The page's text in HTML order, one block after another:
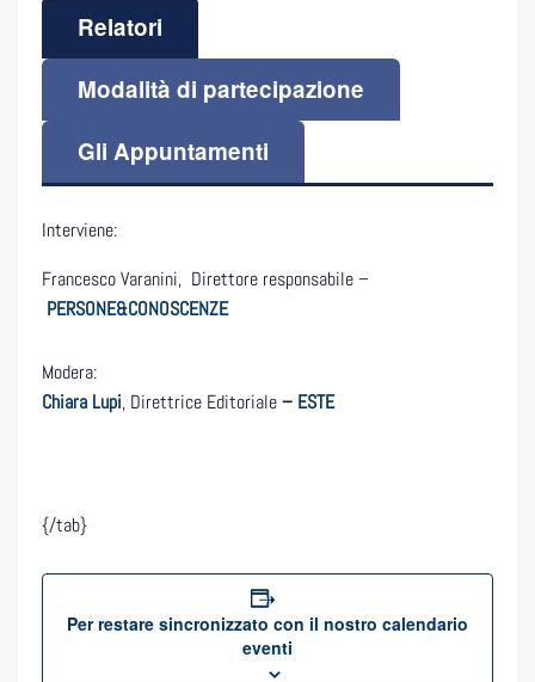
Relatori
Modalità di partecipazione
Gli Appuntamenti
Interviene:
Francesco Varanini, Direttore responsabile –
PERSONE&CONOSCENZE
Modera:
Chiara Lupi, Direttrice Editoriale– ESTE
{/tab}
Per restare sincronizzato con il nostro calendario
eventi